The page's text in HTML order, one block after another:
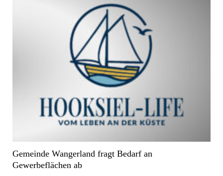
Gemeinde Wangerland fragt Bedarf an
Gewerbeflächen ab